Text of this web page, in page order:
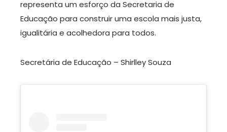
representa um esforço da Secretaria de
Educação para construir uma escola mais justa,
igualitária e acolhedora para todos.
Secretária de Educação – Shirlley Souza